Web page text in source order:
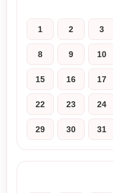
1 2 3
8 9 10
15 16 17
22 23 24
29 30 31